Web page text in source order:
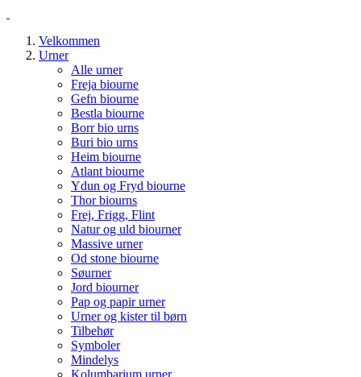
Velkommen
Urner
Alle urner
Freja biourne
Gefn biourne
Bestla biourne
Borr bio urns
Buri bio urns
Heim biourne
Atlant biourne
Ydun og Fryd biourne
Thor biourns
Frej, Frigg, Flint
Natur og uld biourner
Massive urner
Od stone biourne
Søurner
Jord biourner
Pap og papir urner
Urner og kister til børn
Tilbehør
Symboler
Mindelys
Kolumbarium urner